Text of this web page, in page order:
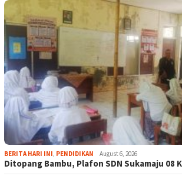
BERITA HARI INI, PENDIDIKAN August 6, 2026
Ditopang Bambu, Plafon SDN Sukamaju 08